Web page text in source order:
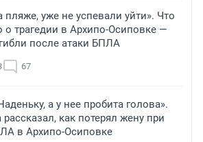
пляже, уже не успевали уйти». Что
о трагедии в Архипо-Осиповке —
после атаки БПЛА
67
а у нее пробита голова».
как потерял жену при
в Архипо-Осиповке